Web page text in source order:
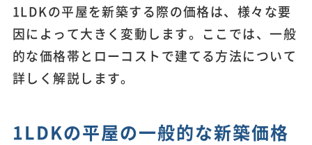
1LDKの平屋を新築する際の価格は、様々な要
因によって大きく変動します。ここでは、一般
的な価格帯とローコストで建てる方法について
詳しく解説します。
1LDKの平屋の一般的な新築価格